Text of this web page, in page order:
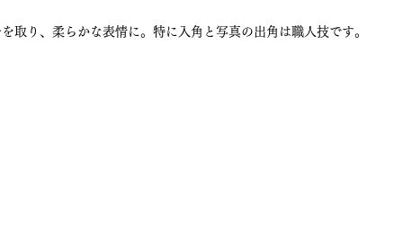
取り、柔らかな表情に。特に入角と写真の出角は職人技です。